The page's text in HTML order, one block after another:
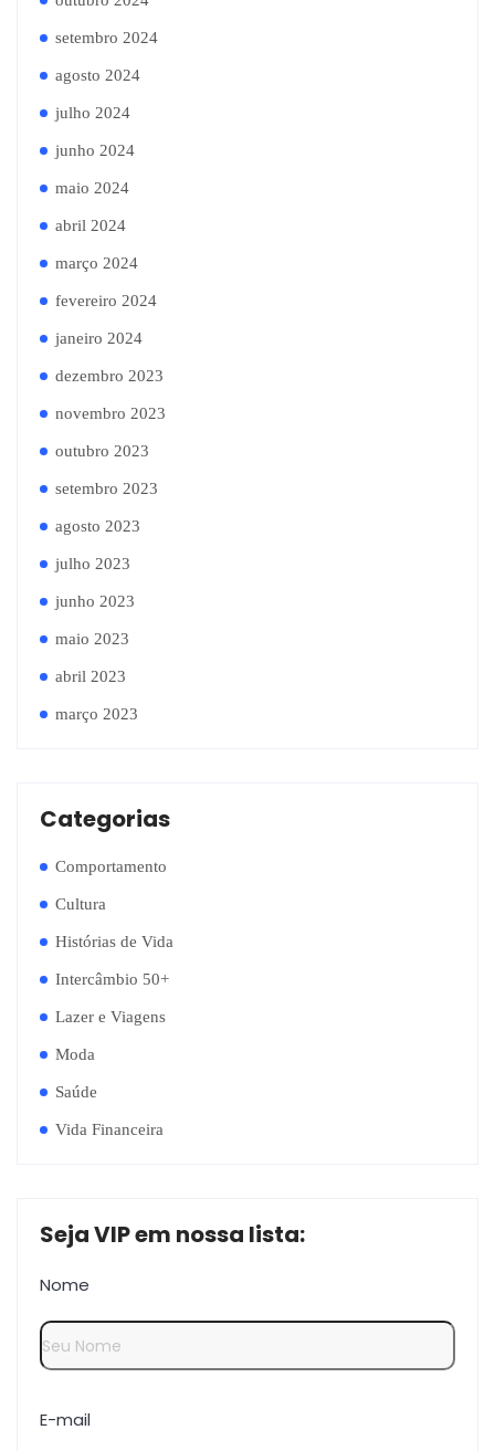
setembro 2024
agosto 2024
julho 2024
junho 2024
maio 2024
abril 2024
março 2024
fevereiro 2024
janeiro 2024
dezembro 2023
novembro 2023
outubro 2023
setembro 2023
agosto 2023
julho 2023
junho 2023
maio 2023
abril 2023
março 2023
Categorias
Comportamento
Cultura
Histórias de Vida
Intercâmbio 50+
Lazer e Viagens
Moda
Saúde
Vida Financeira
Seja VIP em nossa lista:
Nome
E-mail